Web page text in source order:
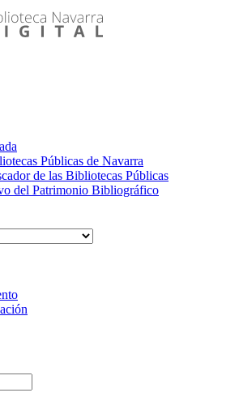
Públicas de Navarra
de las Bibliotecas Públicas
del Patrimonio Bibliográfico